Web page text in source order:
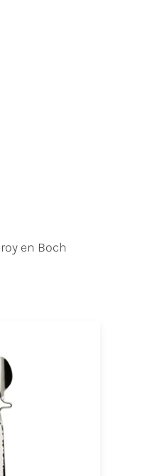
en Boch